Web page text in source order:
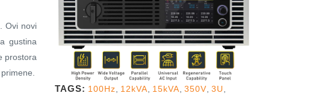
Ovi novi
gustina
prostora
TAGS: 100Hz 12kVA 15kVA 350V 3U